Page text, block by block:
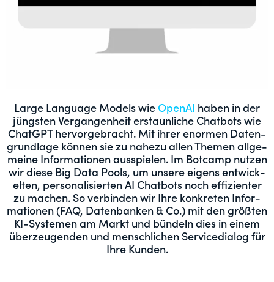
Large Lan­guage Mod­els wieOpe­nAI haben in der
jüng­sten Ver­gan­gen­heit erstaunliche Chat­bots wie
Chat­G­PT her­vorge­bracht. Mit ihrer enor­men Daten­
grund­lage kön­nen sie zu nahezu allen The­men all­ge­
meine Infor­ma­tio­nen ausspie­len. Im Bot­camp nutzen
wir diese Big Data Pools, um unsere eigens entwick­
el­ten, per­son­al­isierten AI Chat­bots noch effizien­ter
zu machen. So verbinden wir Ihre konkreten Infor­
ma­tio­nen (FAQ, Daten­banken & Co.) mit den größten
KI-Sys­te­men am Markt und bün­deln dies in einem
überzeu­gen­den und men­schlichen Ser­vice­di­a­log für
Ihre Kunden.